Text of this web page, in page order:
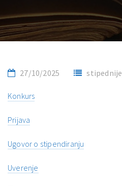
27/10/2025 stipednije
Konkurs
Prijava
Ugovor o stipendiranju
Uverenje